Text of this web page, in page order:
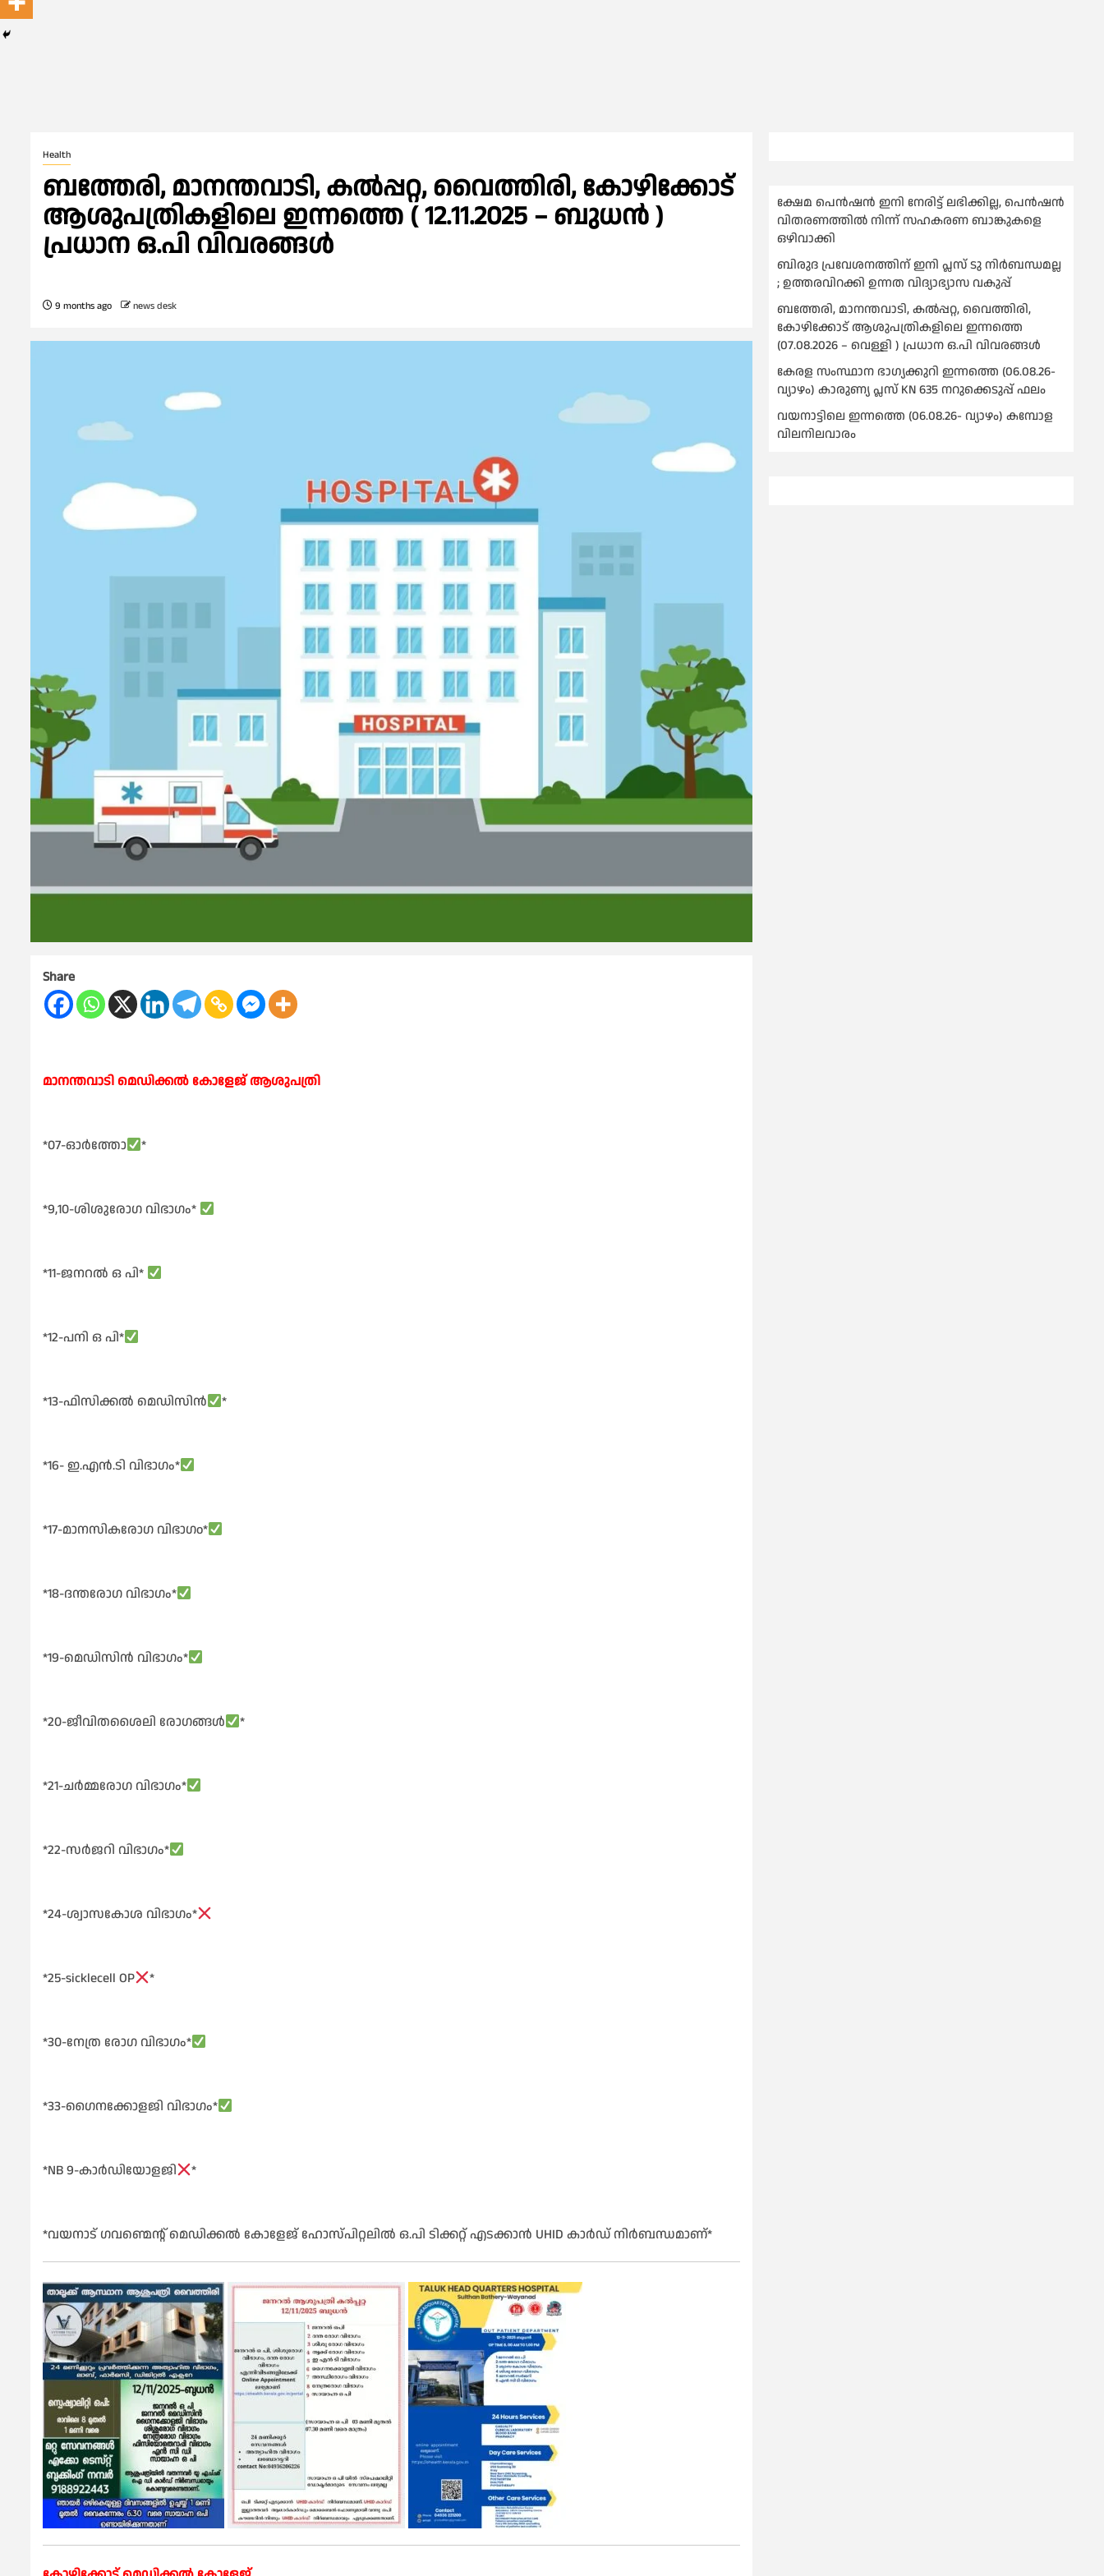
Health
ബത്തേരി, മാനന്തവാടി, കൽപ്പറ്റ, വൈത്തിരി, കോഴിക്കോട്
ആശുപത്രികളിലെ ഇന്നത്തെ ( 12.11.2025 – ബുധൻ )
പ്രധാന ഒ.പി വിവരങ്ങൾ
9 months ago news desk
Share
മാനന്തവാടി മെഡിക്കൽ കോളേജ് ആശുപത്രി
*07-ഓർത്തോ *
*9,10-ശിശുരോഗ വിഭാഗം*
*11-ജനറൽ ഒ പി*
*12-പനി ഒ പി*
*13-ഫിസിക്കൽ മെഡിസിൻ *
*16- ഇ.എൻ.ടി വിഭാഗം*
*17-മാനസികരോഗ വിഭാഗo*
*18-ദന്തരോഗ വിഭാഗം*
*19-മെഡിസിൻ വിഭാഗം*
*20-ജീവിതശൈലി രോഗങ്ങൾ *
*21-ചർമ്മരോഗ വിഭാഗം*
*22-സർജറി വിഭാഗം*
*24-ശ്വാസകോശ വിഭാഗം*
*25-sicklecell OP *
*30-നേത്ര രോഗ വിഭാഗം*
*33-ഗൈനക്കോളജി വിഭാഗം*
*NB 9-കാർഡിയോളജി *
*വയനാട് ഗവണ്മെന്റ് മെഡിക്കൽ കോളേജ് ഹോസ്പിറ്റലിൽ ഒ.പി ടിക്കറ്റ് എടക്കാൻ UHID കാർഡ് നിർബന്ധമാണ്*
ക്ഷേമ പെൻഷൻ ഇനി നേരിട്ട് ലഭിക്കില്ല, പെൻഷൻ
വിതരണത്തില്‍ നിന്ന് സഹകരണ ബാങ്കുകളെ
ഒഴിവാക്കി
ബിരുദ പ്രവേശനത്തിന് ഇനി പ്ലസ് ടു നിര്‍ബന്ധമല്ല
; ഉത്തരവിറക്കി ഉന്നത വിദ്യാഭ്യാസ വകുപ്പ്
ബത്തേരി, മാനന്തവാടി, കൽപ്പറ്റ, വൈത്തിരി,
കോഴിക്കോട് ആശുപത്രികളിലെ ഇന്നത്തെ
(07.08.2026 – വെള്ളി ) പ്രധാന ഒ.പി വിവരങ്ങൾ
കേരള സംസ്ഥാന ഭാഗ്യക്കുറി ഇന്നത്തെ (06.08.26-
വ്യാഴം) കാരുണ്യ പ്ലസ് KN 635 നറുക്കെടുപ്പ് ഫലം
വയനാട്ടിലെ ഇന്നത്തെ (06.08.26- വ്യാഴം) കമ്പോള
വിലനിലവാരം